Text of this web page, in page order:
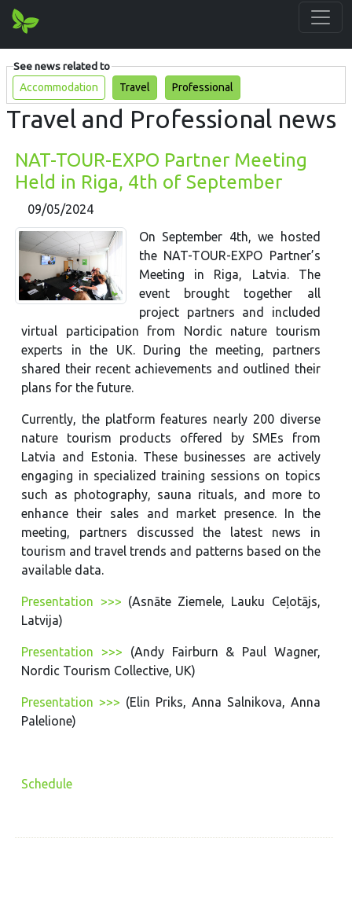
See news related to
Accommodation
Travel Professional
Travel and Professional news
NAT-TOUR-EXPO Partner Meeting
Held in Riga, 4th of September
09/05/2024
On September 4th, we hosted
the NAT-TOUR-EXPO Partner’s
Meeting in Riga, Latvia. The
event brought together all
project partners and included
virtual participation from Nordic nature tourism
experts in the UK. During the meeting, partners
shared their recent achievements and outlined their
plans for the future.
Currently, the platform features nearly 200 diverse
nature tourism products offered by SMEs from
Latvia and Estonia. These businesses are actively
engaging in specialized training sessions on topics
such as photography, sauna rituals, and more to
enhance their sales and market presence. In the
meeting, partners discussed the latest news in
tourism and travel trends and patterns based on the
available data.
Presentation >>> (Asnāte Ziemele, Lauku Ceļotājs,
Latvija)
Presentation >>> (Andy Fairburn & Paul Wagner,
Nordic Tourism Collective, UK)
Presentation >>> (Elin Priks, Anna Salnikova, Anna
Palelione)
Schedule